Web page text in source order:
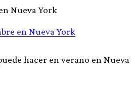
Nueva York
en Nueva York
hacer en verano en Nueva